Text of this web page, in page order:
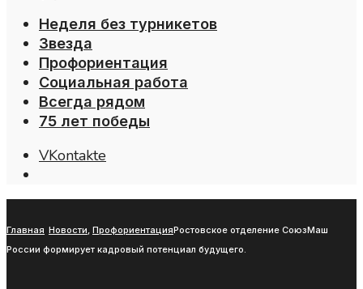
Неделя без турникетов
Звезда
Профориентация
Социальная работа
Всегда рядом
75 лет победы
VKontakte
Главная Новости, ПрофориентацияРостовское отделение СоюзМаш
России формирует кадровый потенциал будущего.